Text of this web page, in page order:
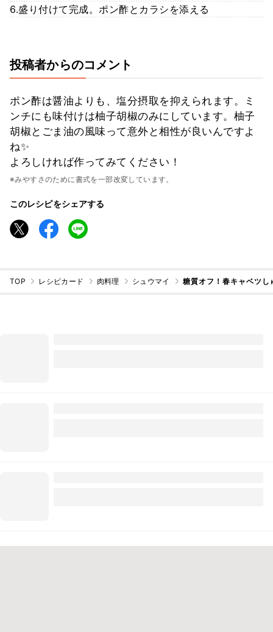
6.盛り付けて完成。ポン酢とカラシを添える
投稿者からのコメント
ポン酢は醤油よりも、塩分摂取を抑えられます。ミ
ンチにも味付けは柚子胡椒のみにしています。柚子
胡椒とごま油の風味って意外と相性が良いんですよ
ね✨
よろしければ作ってみてください！
※みやすさのために書式を一部改変しています。
このレシピをシェアする
TOP レシピカード 肉料理 シュウマイ 糖質オフ！春キャベツし